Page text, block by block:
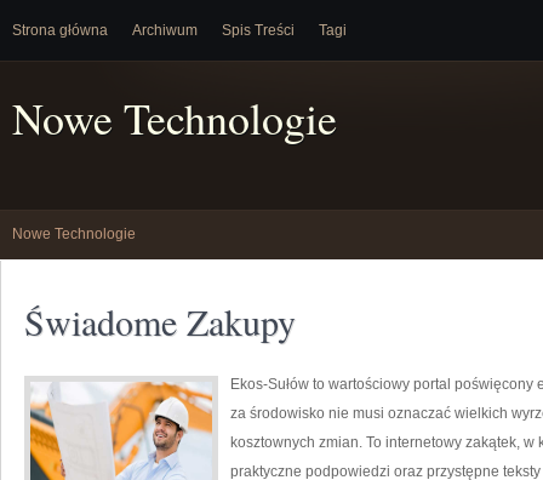
Strona główna Archiwum Spis Treści Tagi
Nowe Technologie
Nowe Technologie
Świadome Zakupy
Ekos-Sułów to wartościowy portal
za środowisko nie musi oznaczać wielkich
kosztownych zmian. To internetowy zakątek,
praktyczne podpowiedzi oraz przystępne